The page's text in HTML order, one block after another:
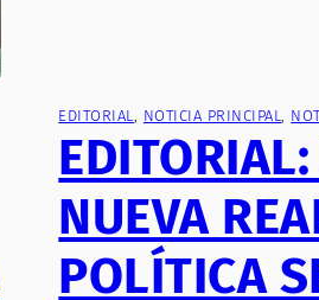
EDITORIAL NOTICIA PRINCIPAL
NUEVA
POLÍTICA